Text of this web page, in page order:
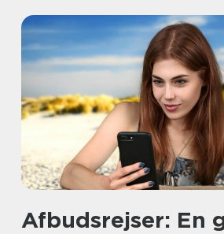
Afbudsrejser: En